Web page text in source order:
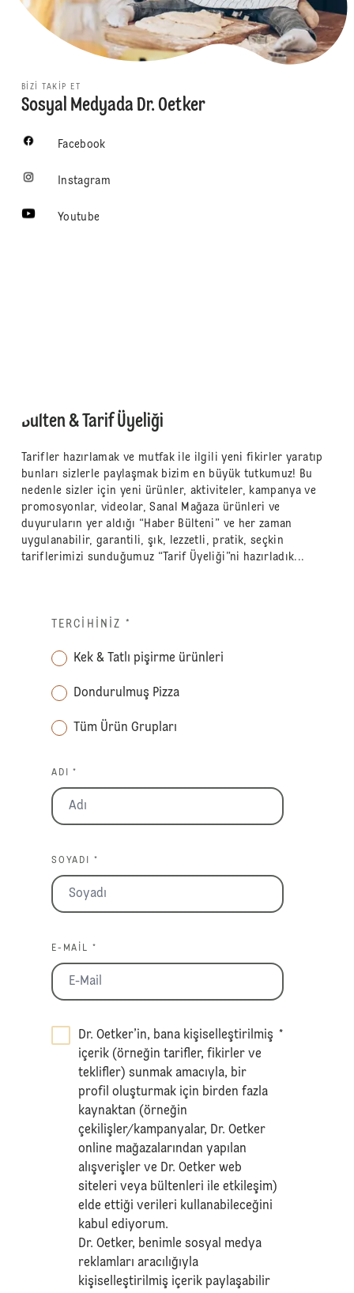
BIZI TAKIP ET
Sosyal Medyada Dr. Oetker
Facebook
Instagram
Youtube
Bülten & Tarif Üyeliği
Tarifler hazırlamak ve mutfak ile ilgili yeni fikirler yaratıp
bunları sizlerle paylaşmak bizim en büyük tutkumuz! Bu
nedenle sizler için yeni ürünler, aktiviteler, kampanya ve
promosyonlar, videolar, Sanal Mağaza ürünleri ve
duyuruların yer aldığı “Haber Bülteni” ve her zaman
uygulanabilir, garantili, şık, lezzetli, pratik, seçkin
tariflerimizi sunduğumuz “Tarif Üyeliği”ni hazırladık...
TERCIHINIZ *
Kek & Tatlı pişirme ürünleri
Dondurulmuş Pizza
Tüm Ürün Grupları
ADI *
SOYADI *
E-MAIL *
Dr. Oetker’in, bana kişiselleştirilmiş
içerik (örneğin tarifler, fikirler ve
teklifler) sunmak amacıyla, bir
profil oluşturmak için birden fazla
kaynaktan (örneğin
çekilişler/kampanyalar, Dr. Oetker
online mağazalarından yapılan
alışverişler ve Dr. Oetker web
siteleri veya bültenleri ile etkileşim)
elde ettiği verileri kullanabileceğini
kabul ediyorum.
Dr. Oetker, benimle sosyal medya
reklamları aracılığıyla
kişiselleştirilmiş içerik paylaşabilir
*